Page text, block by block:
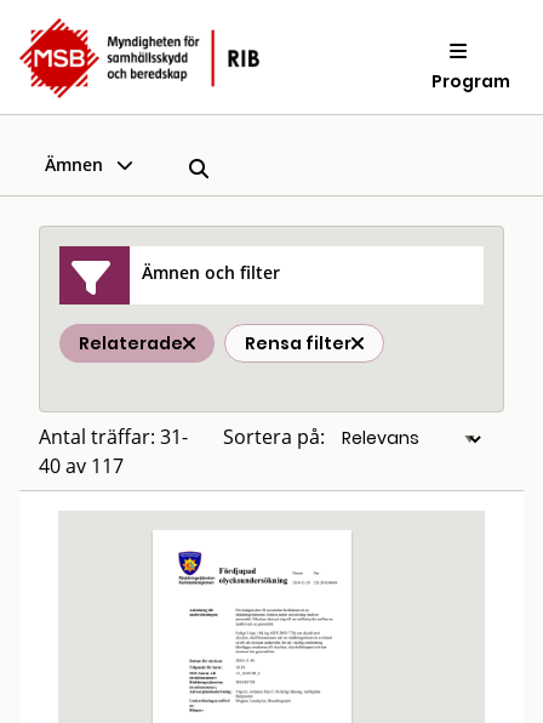
Program
Ämnen
Ämnen och filter
Relaterade Rensa filter
Antal träffar: 31-
40 av 117
Sortera på: